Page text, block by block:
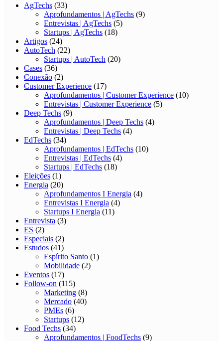
AgTechs (33)
Aprofundamentos | AgTechs (9)
Entrevistas | AgTechs (5)
Startups | AgTechs (18)
Artigos (24)
AutoTech (22)
Startups | AutoTech (20)
Cases (36)
Conexão (2)
Customer Experience (17)
Aprofundamentos | Customer Experience (10)
Entrevistas | Customer Experience (5)
Deep Techs (9)
Aprofundamentos | Deep Techs (4)
Entrevistas | Deep Techs (4)
EdTechs (34)
Aprofundamentos | EdTechs (10)
Entrevistas | EdTechs (4)
Startups | EdTechs (18)
Eleições (1)
Energia (20)
Aprofundamentos I Energia (4)
Entrevistas I Energia (4)
Startups I Energia (11)
Entrevista (3)
ES (2)
Especiais (2)
Estudos (41)
Espírito Santo (1)
Mobilidade (2)
Eventos (17)
Follow-on (115)
Marketing (8)
Mercado (40)
PMEs (6)
Startups (12)
Food Techs (34)
Aprofundamentos | FoodTechs (9)